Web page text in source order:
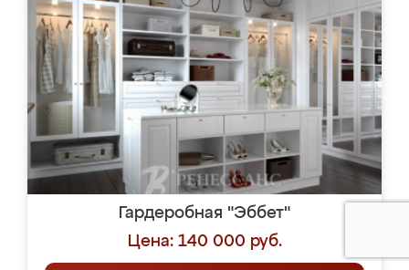
Гардеробная "Эббет"
Цена: 140 000 руб.